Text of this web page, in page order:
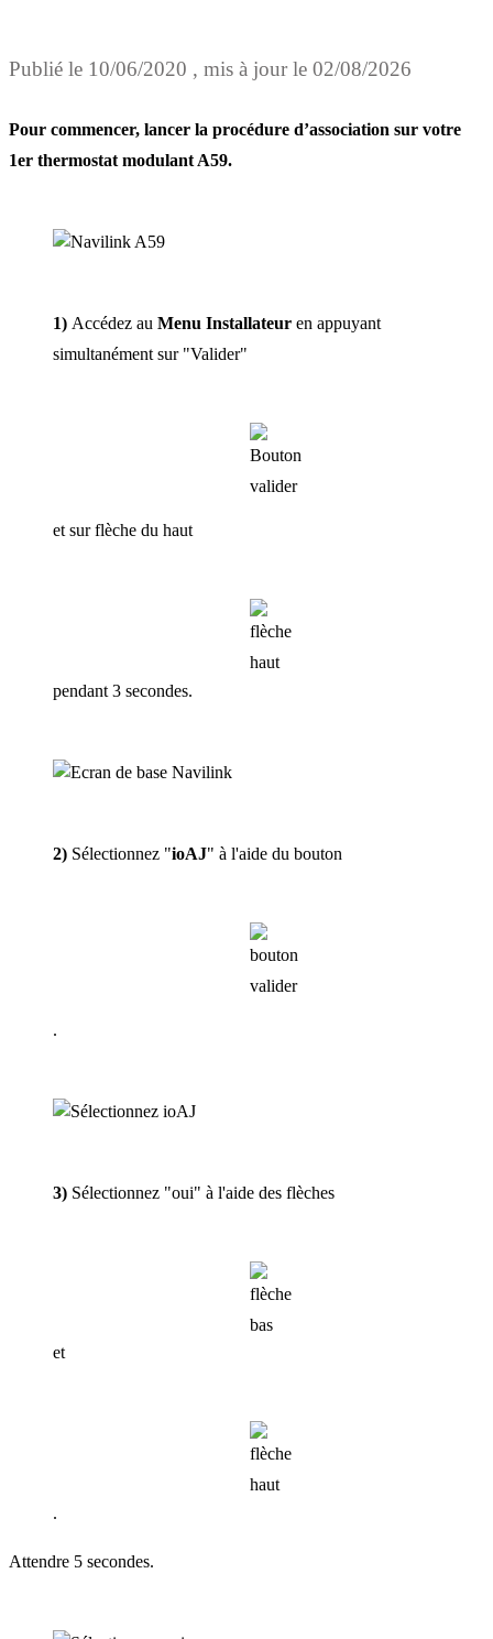
Publié le 10/06/2020 , mis à jour le 02/08/2026
Pour commencer, lancer la procédure d’association sur votre
1er thermostat modulant A59.
1) Accédez au Menu Installateur en appuyant
simultanément sur "Valider"
et sur flèche du haut
pendant 3 secondes.
2) Sélectionnez "ioAJ" à l'aide du bouton
.
3) Sélectionnez "oui" à l'aide des flèches
et
.
Attendre 5 secondes.